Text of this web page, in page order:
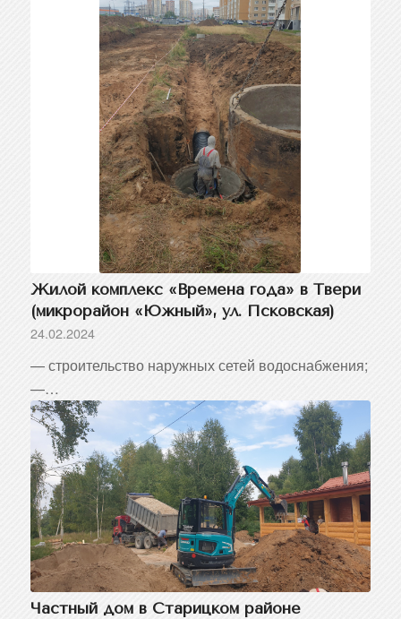
Жилой комплекс «Времена года» в Твери
(микрорайон «Южный», ул. Псковская)
24.02.2024
— строительство наружных сетей водоснабжения;
—…
Частный дом в Старицком районе